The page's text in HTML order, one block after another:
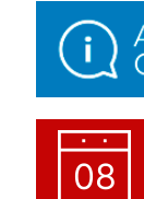
08